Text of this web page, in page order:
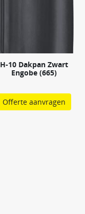
H-10 Dakpan Zwart
Engobe (665)
Offerte aanvragen